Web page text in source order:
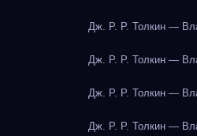
Дж. Р. Р. Толкин —
Дж. Р. Р. Толкин —
Дж. Р. Р. Толкин —
Дж. Р. Р. Толкин —